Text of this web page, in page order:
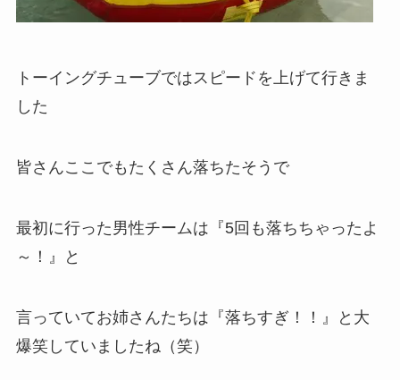
トーイングチューブではスピードを上げて行きま
した
皆さんここでもたくさん落ちたそうで
最初に行った男性チームは『5回も落ちちゃったよ
～！』と
言っていてお姉さんたちは『落ちすぎ！！』と大
爆笑していましたね（笑）